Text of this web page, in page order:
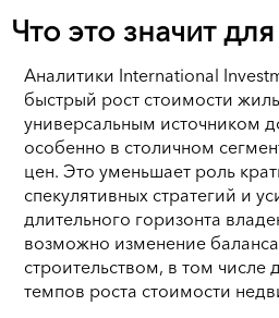
Что это значит
Аналитики International
быстрый рост стоимости
универсальным источником
особенно в столичном
цен. Это уменьшает роль
спекулятивных стратегий и
длительного горизонта
возможно изменение
строительством, в том
темпов роста стоимости